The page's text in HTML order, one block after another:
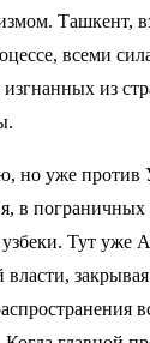
Ташкент,
всеми
из
но уже против
в пограничных
Тут уже